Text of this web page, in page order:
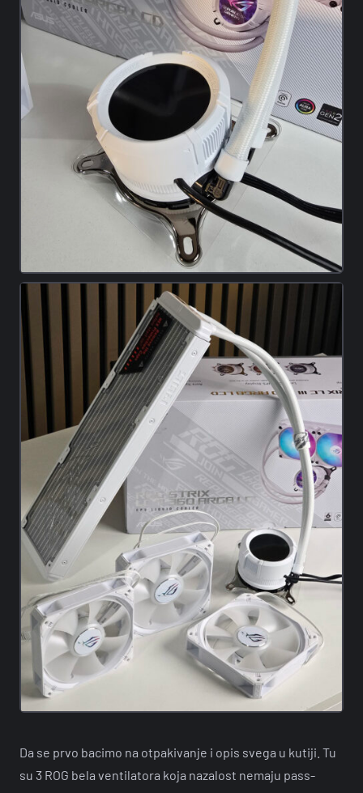
Da se prvo bacimo na otpakivanje i opis svega u kutiji. Tu
su 3 ROG bela ventilatora koja nazalost nemaju pass-